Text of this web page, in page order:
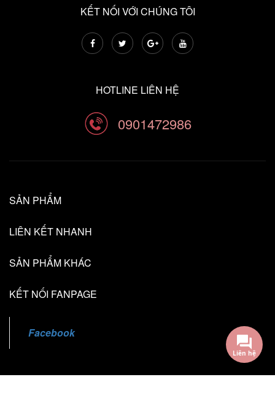
KẾT NỐI VỚI CHÚNG TÔI
HOTLINE LIÊN HỆ
0901472986
SẢN PHẨM
LIÊN KẾT NHANH
SẢN PHẨM KHÁC
KẾT NỐI FANPAGE
Facebook
Liên hệ